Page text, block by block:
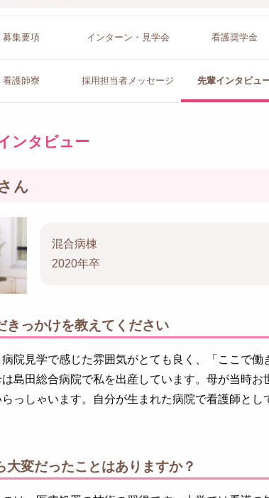
募集要項 インターン ・見学会 看護奨学金
看護師寮 採用担当者メッセージ 先輩インタビュ
ンタビュー
ん
混合病棟
2020年卒
きっかけを教えてください
院見学で感じた雰囲気がとても良く、「ここで働
島田総合病院で私を出産しています。母が当時お
っしゃいます。自分が生まれた病院で看護師と
大変だったことはありますか？